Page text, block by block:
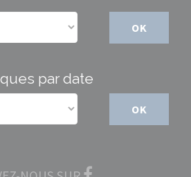
OK
par date
OK